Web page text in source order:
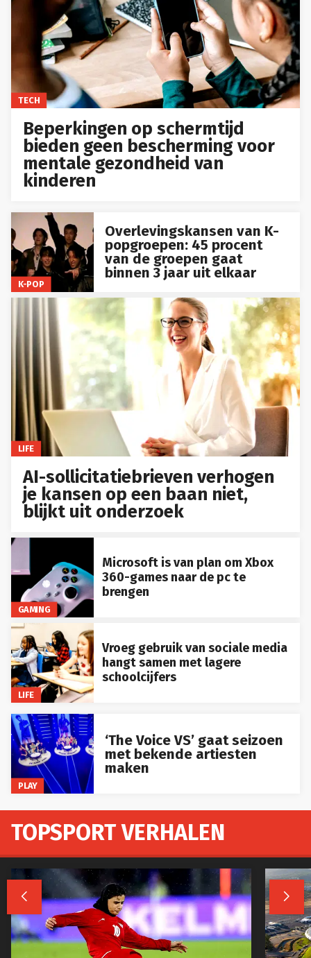
TECH
Beperkingen op schermtijd
bieden geen bescherming voor
mentale gezondheid van
kinderen
K-POP
Overlevingskansen van K-
popgroepen: 45 procent
van de groepen gaat
binnen 3 jaar uit elkaar
LIFE
AI-sollicitatiebrieven verhogen
je kansen op een baan niet,
blijkt uit onderzoek
GAMING
Microsoft is van plan om Xbox
360-games naar de pc te
brengen
LIFE
Vroeg gebruik van sociale media
hangt samen met lagere
schoolcijfers
PLAY
‘The Voice VS’ gaat seizoen
met bekende artiesten
maken
TOPSPORT VERHALEN
 